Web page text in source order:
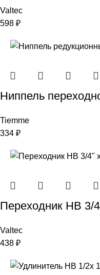
Valtec
598 ₽
Ниппель
Tiemme
334 ₽
Переходник НВ 3/
Valtec
438 ₽